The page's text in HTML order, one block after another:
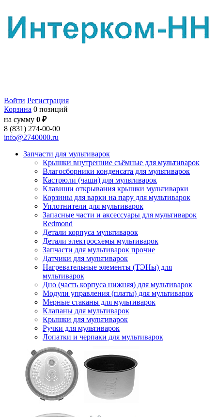
Войти Регистрация
Корзина 0 позиций
на сумму 0 ₽
8 (831) 274-00-00
info@2740000.ru
Запчасти для мультиварок
Крышки внутренние съёмные для мультиварок
Влагосборники конденсата для мультиварок
Кастрюли (чаши) для мультиварок
Клавиши открывания крышки мультиварки
Корзины для варки на пару для мультиварок
Уплотнители для мультиварок
Запасные части и аксессуары для мультиварок
Redmond
Детали корпуса мультиварок
Детали электросхемы мультиварок
Запчасти для мультиварок прочие
Датчики для мультиварок
Нагревательные элементы (ТЭНы) для
мультиварок
Дно (часть корпуса нижняя) для мультиварок
Модули управления (платы) для мультиварок
Мерные стаканы для мультиварок
Клапаны для мультиварок
Крышки для мультиварок
Ручки для мультиварок
Лопатки и черпаки для мультиварок